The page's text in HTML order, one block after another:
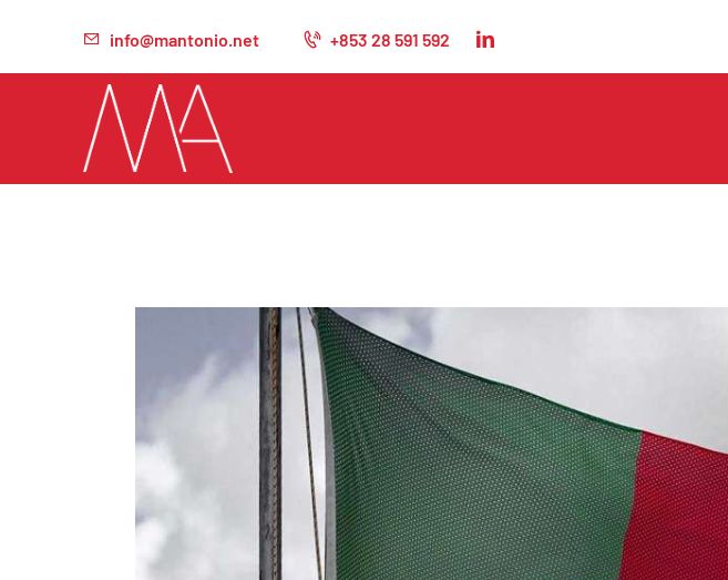
info@mantonio.net +853 28 591 592
業務
聯繫方式
私隱政策
EN